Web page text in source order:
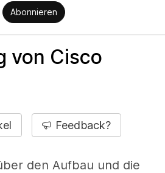
Abonnieren
von Cisco
Feedback?
den Aufbau und die